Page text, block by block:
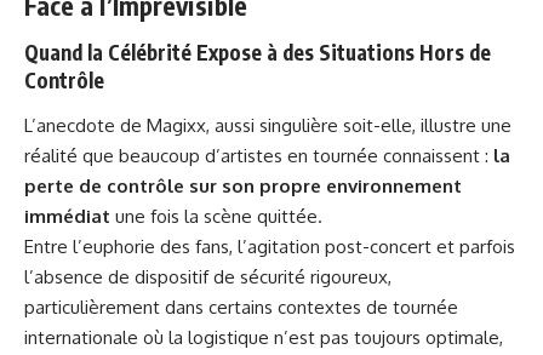
Quand la Célébrité Expose à des Situations Hors de
Contrôle
L’anecdote de Magixx, aussi singulière soit-elle, illustre une
réalité que beaucoup d’artistes en tournée connaissent : la
perte de contrôle sur son propre environnement
immédiat une fois la scène quittée.
Entre l’euphorie des fans, l’agitation post-concert et parfois
l’absence de dispositif de sécurité rigoureux,
particulièrement dans certains contextes de tournée
internationale où la logistique n’est pas toujours optimale,